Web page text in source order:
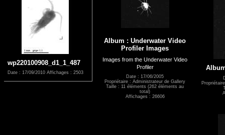
wp220100908_d1_1_487
Date : 17/09/2010 Affichages : 2503
Album : Underwater Video
Profiler Images
Images from the Underwater Video
Profiler
Date : 17/06/2005
Propriétaire : Administrateur de Gallery
Taille : 11 éléments (262 éléments au
total)
Affichages : 26606